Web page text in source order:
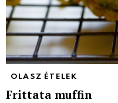
OLASZ ÉTELEK
Frittata muffin